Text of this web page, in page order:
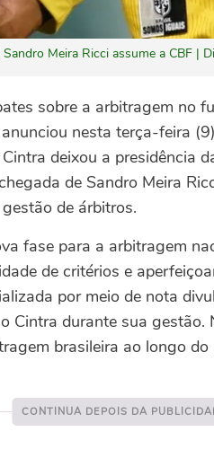
Meira Ricci assume a CBF |
sobre a arbitragem no
nesta terça-feira
deixou a presidência
de Sandro Meira
de árbitros.
fase para a arbitragem
de critérios e
por meio de nota
Cintra durante sua gestão.
brasileira ao longo